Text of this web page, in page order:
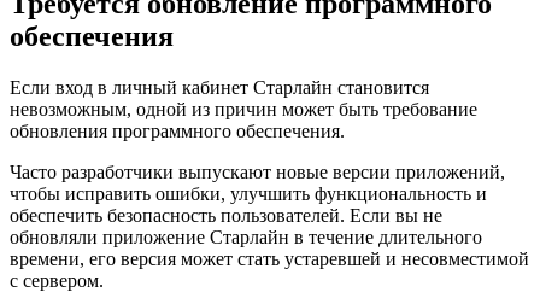
обеспечения
Если вход в личный кабинет Старлайн становится
невозможным, одной из причин может быть требование
обновления программного обеспечения.
Часто разработчики выпускают новые версии приложений,
чтобы исправить ошибки, улучшить функциональность и
обеспечить безопасность пользователей. Если вы не
обновляли приложение Старлайн в течение длительного
времени, его версия может стать устаревшей и несовместимой
с сервером.